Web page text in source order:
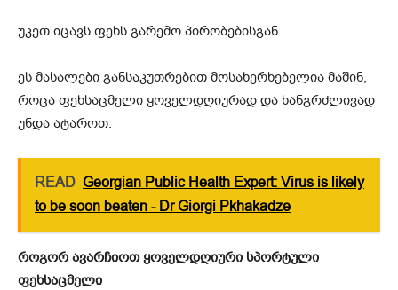
უკეთ იცავს ფეხს გარემო პირობებისგან
ეს მასალები განსაკუთრებით მოსახერხებელია მაშინ,
როცა ფეხსაცმელი ყოველდღიურად და ხანგრძლივად
უნდა ატაროთ.
READ Georgian Public Health Expert: Virus is likely
to be soon beaten - Dr Giorgi Pkhakadze
როგორ ავარჩიოთ ყოველდღიური სპორტული
ფეხსაცმელი